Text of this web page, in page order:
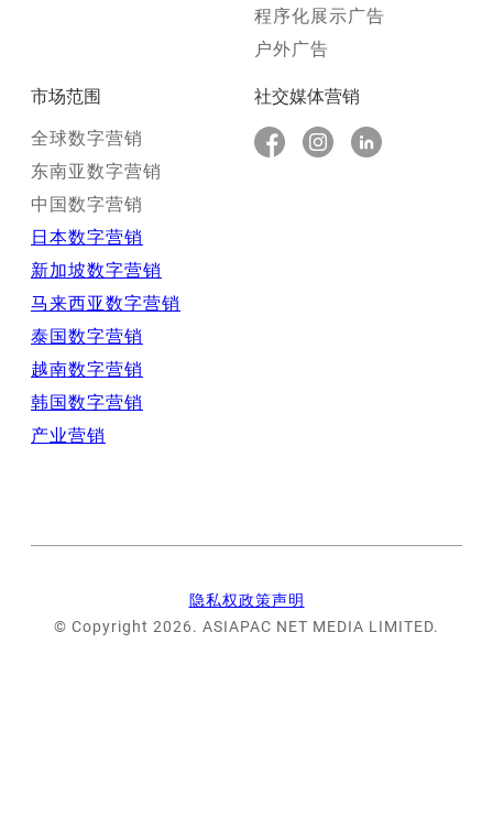
社交媒体营销
程序化展示广告
户外广告
市场范围
全球数字营销
东南亚数字营销
中国数字营销
日本数字营销
新加坡数字营销
马来西亚数字营销
泰国数字营销
越南数字营销
韩国数字营销
产业营销
隐私权政策声明
© Copyright 2026. ASIAPAC NET MEDIA LIMITED.